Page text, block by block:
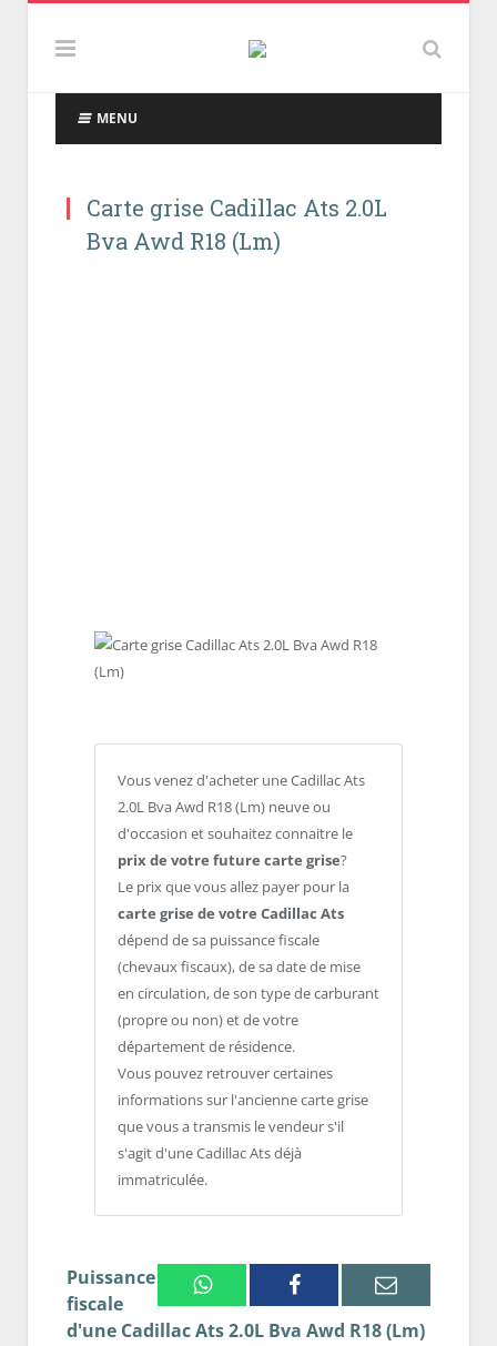
MENU
Carte grise Cadillac Ats 2.0L
Bva Awd R18 (Lm)
Vous venez d'acheter une Cadillac Ats
2.0L Bva Awd R18 (Lm) neuve ou
d'occasion et souhaitez connaitre le
prix de votre future carte grise?
Le prix que vous allez payer pour la
carte grise de votre Cadillac Ats
dépend de sa puissance fiscale
(chevaux fiscaux), de sa date de mise
en circulation, de son type de carburant
(propre ou non) et de votre
département de résidence.
Vous pouvez retrouver certaines
informations sur l'ancienne carte grise
que vous a transmis le vendeur s'il
s'agit d'une Cadillac Ats déjà
immatriculée.
WhatsappFacebook Email
Puissance
fiscale
d'une Cadillac Ats 2.0L Bva Awd R18 (Lm)